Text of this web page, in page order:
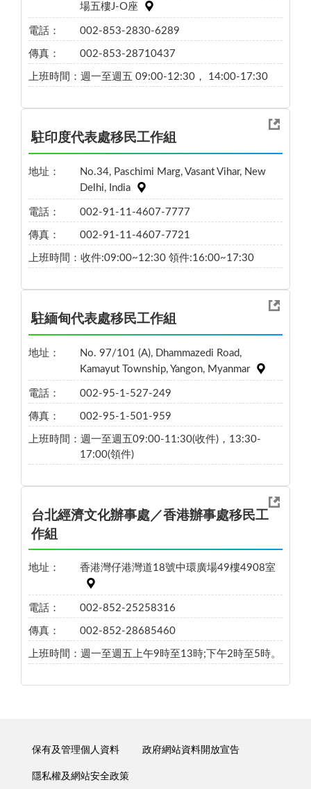
場五樓J-O座
電話： 002-853-2830-6289
傳真： 002-853-28710437
上班時間： 週一至週五 09:00-12:30， 14:00-17:30
駐印度代表處移民工作組
地址：
No.34, Paschimi Marg, Vasant Vihar, New
Delhi, India
電話： 002-91-11-4607-7777
傳真： 002-91-11-4607-7721
上班時間： 收件:09:00~12:30 領件:16:00~17:30
駐緬甸代表處移民工作組
地址：
No. 97/101 (A), Dhammazedi Road,
Kamayut Township, Yangon, Myanmar
電話： 002-95-1-527-249
傳真： 002-95-1-501-959
上班時間： 週一至週五09:00-11:30(收件)，13:30-
17:00(領件)
台北經濟文化辦事處／香港辦事處移民工
作組
地址： 香港灣仔港灣道18號中環廣場49樓4908室
電話： 002-852-25258316
傳真： 002-852-28685460
上班時間： 週一至週五上午9時至13時;下午2時至5時。
保有及管理個人資料 政府網站資料開放宣告
隱私權及網站安全政策